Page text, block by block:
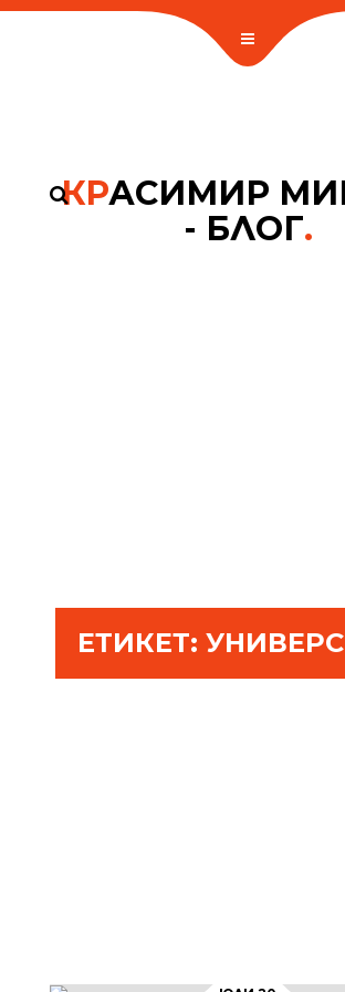
КРАСИМИР
- БЛОГ.
ЕТИКЕТ: